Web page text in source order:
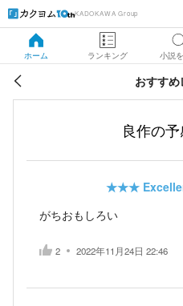
KADOKAWA Group
ホーム ランキング 小説
おすす
良作の予
★★★
がちおもしろい
2 2022年11月24日 22:46